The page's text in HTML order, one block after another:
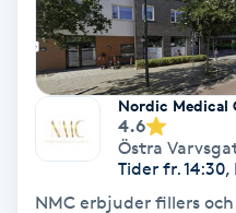
Keratinbehandling
Kinesiologi
Kinesisk medicin
Kiropraktik
Nordic Medical
4.6
Östra
Tider fr.
NMC erbjuder fillers